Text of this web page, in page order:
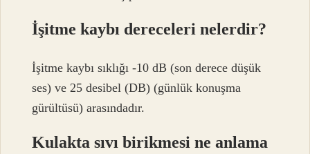
İşitme kaybı dereceleri nelerdir?
İşitme kaybı sıklığı -10 dB (son derece düşük
ses) ve 25 desibel (DB) (günlük konuşma
gürültüsü) arasındadır.
Kulakta sıvı birikmesi ne anlama